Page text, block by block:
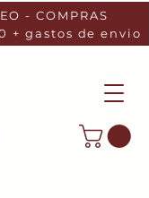
- COMPRAS
+ gastos de envio